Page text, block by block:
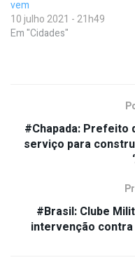
vem
10 julho 2021 - 21h49
Em "Cidades"
#Chapada: Prefeito
serviço para
#Brasil: Clube
intervenção